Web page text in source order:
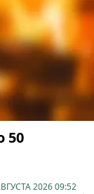
50
2026 09:52